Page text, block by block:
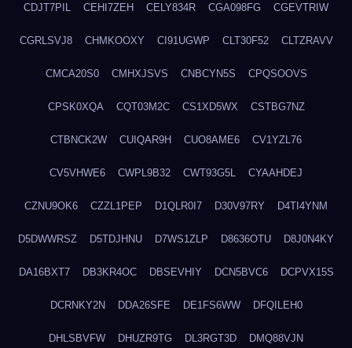
CDJT7PIL CEHI7ZEH CELY834R CGA098FG CGEVTRIW
CGRLSVJ8 CHMKOOXY CI91UGWP CLT30F52 CLTZRAVV
CMCA20S0 CMHXJSVS CNBCYN5S CPQSOOVS
CPSK0XQA CQT03M2C CS1XD5WX CSTBG7NZ
CTBNCK2W CUIQAR9H CUO8AME6 CV1YZL76
CV5VHWE6 CWPL9B32 CWT93G5L CYAAHDEJ
CZNU9OK6 CZZL1PEP D1QLR0I7 D30V97RY D4TI4YNM
D5DWWRSZ D5TDJHNU D7WS1ZLP D8636OTU D8J0N4KY
DA16BXT7 DB3KR4OC DBSEVHIY DCN5BVC6 DCPVX15S
DCRNKY2N DDA26SFE DE1FS6WW DFQILEH0
DHLSBVFW DHUZR9TG DL3RGT3D DMQ88VJN